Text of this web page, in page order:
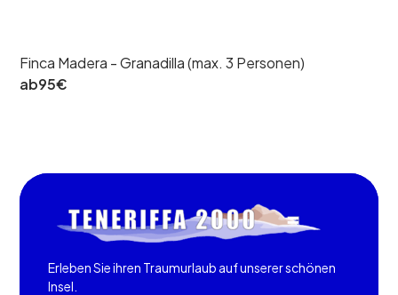
Finca Madera - Granadilla (max. 3 Personen)
ab95€
Erleben Sie ihren Traumurlaub auf unserer schönen
Insel.